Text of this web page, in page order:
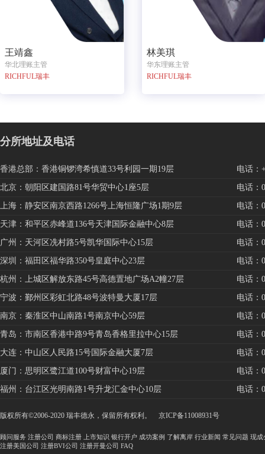
王靖鑫
华北理账主管
RICHFUL瑞丰
林美琪
华东理账主管
RICHFUL瑞丰
分所地址及电话
香港总部：香港铜锣湾希慎道33号利园一期19层 电话：
北京：朝阳区建国路81号华贸中心1座5层 电话：
上海：静安区南京西路1266号上海恒隆广场1期9层 电话：
天津：和平区赤峰道136号天津国际金融中心8层 电话：
广州：天河区冼村路5号凯华国际中心15层 电话：
深圳：福田区福华路350号皇庭中心23层 电话：
杭州：上城区解放东路45号高德置地广场A2幢27层 电话：
宁波：鄞州区彩虹北路48号波特曼大厦17层 电话：
南京：秦淮区中山南路1号南京中心59层 电话：
青岛：市南区香港中路9号青岛香格里拉中心15层 电话：
大连：中山区人民路15号国际金融大厦7层 电话：
厦门：思明区鹭江道100号财富中心19层 电话：
福州：台江区光明南路1号升龙汇金中心10层 电话：
版权所有©2006-2020 瑞丰德永，保留所有权利。 京ICP备11008931号
顾问服务 注册公司 商标注册 上市知识 银行开户 成功案例 了解离岸 行业新闻 常见问题 现成
注册美国公司 注册BVI公司 注册开曼公司 FAQ